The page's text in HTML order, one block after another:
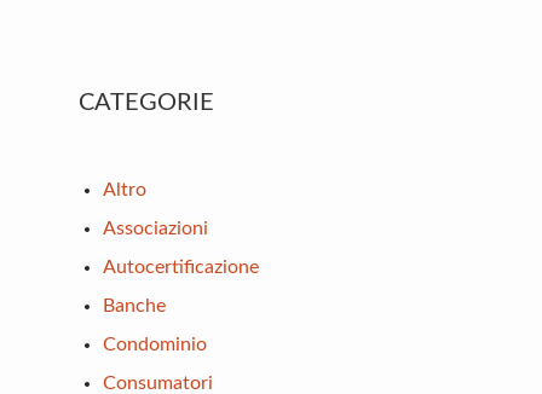
Primary
CATEGORIE
Altro
Associazioni
Autocertificazione
Banche
Condominio
Consumatori